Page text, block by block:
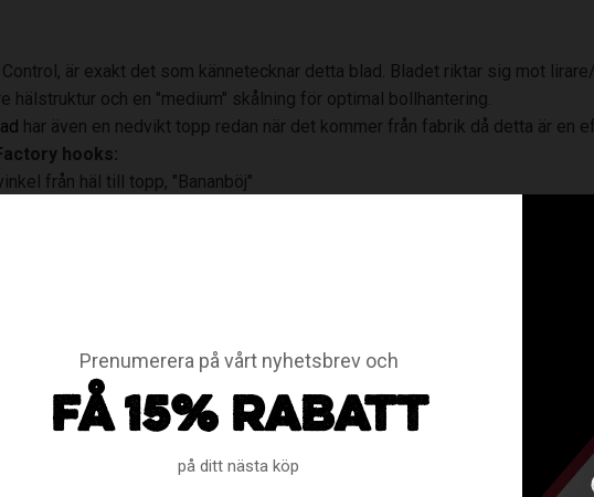
är exakt det som kännetecknar detta blad. Bladet riktar sig mot
hälstruktur och en "medium" skålning för optimal bollhantering.
har även en nedvikt topp redan när det kommer från fabrik då detta är en
hooks:
från häl till topp, "Bananböj"
om CTRL:
är här. Banbrytande blad för ultimat hantering med fallande topp.
för fantastisk kontroll och prestanda vid skott.
Prenumerera på vårt nyhetsbrev och
FÅ 15% RABATT
på ditt nästa köp